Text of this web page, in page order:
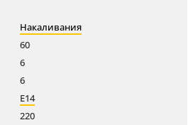
Накаливания
60
6
6
E14
220